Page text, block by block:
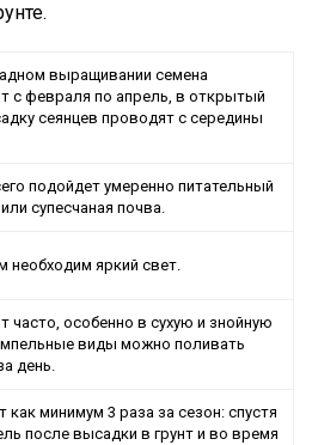
выращивании семена
с февраля по апрель, в открытый
сеянцев проводят с середины
подойдет умеренно питательный
супесчаная почва.
необходим яркий свет.
часто, особенно в сухую и знойную
виды можно поливать
день.
как минимум 3 раза за сезон: спустя
после высадки в грунт и во время